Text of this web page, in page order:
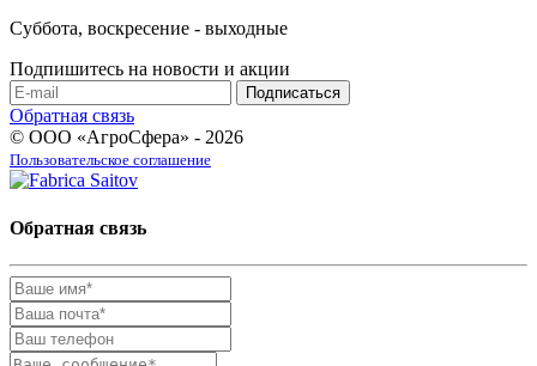
Суббота, воскресение - выходные
Подпишитесь на новости и акции
Обратная связь
© ООО «АгроСфера» - 2026
Пользовательское соглашение
Обратная связь